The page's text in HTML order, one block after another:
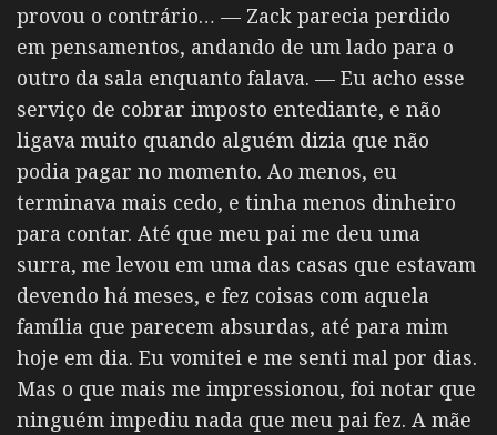
provou o contrário… — Zack parecia perdido
em pensamentos, andando de um lado para o
outro da sala enquanto falava. — Eu acho esse
serviço de cobrar imposto entediante, e não
ligava muito quando alguém dizia que não
podia pagar no momento. Ao menos, eu
terminava mais cedo, e tinha menos dinheiro
para contar. Até que meu pai me deu uma
surra, me levou em uma das casas que estavam
devendo há meses, e fez coisas com aquela
família que parecem absurdas, até para mim
hoje em dia. Eu vomitei e me senti mal por dias.
Mas o que mais me impressionou, foi notar que
ninguém impediu nada que meu pai fez. A mãe